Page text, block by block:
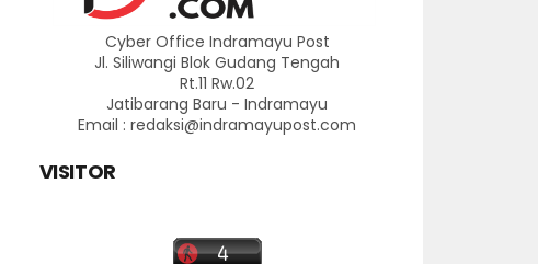
Cyber Office Indramayu Post
Jl. Siliwangi Blok Gudang Tengah
Rt.11 Rw.02
Jatibarang Baru - Indramayu
Email : redaksi@indramayupost.com
VISITOR